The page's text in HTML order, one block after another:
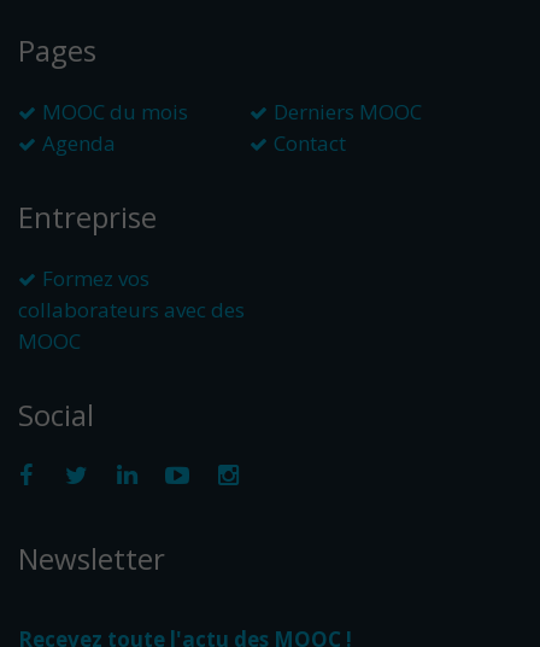
Pages
MOOC du mois
Derniers MOOC
Agenda
Contact
Entreprise
Formez vos
collaborateurs avec des
MOOC
Social
Newsletter
Recevez toute l'actu des MOOC !